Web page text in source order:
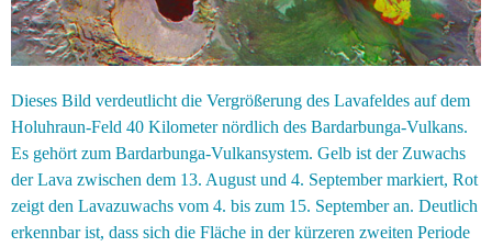
Dieses Bild verdeutlicht die Vergrößerung des Lavafeldes auf dem
Holuhraun-Feld 40 Kilometer nördlich des Bardarbunga-Vulkans.
Es gehört zum Bardarbunga-Vulkansystem. Gelb ist der Zuwachs
der Lava zwischen dem 13. August und 4. September markiert, Rot
zeigt den Lavazuwachs vom 4. bis zum 15. September an. Deutlich
erkennbar ist, dass sich die Fläche in der kürzeren zweiten Periode